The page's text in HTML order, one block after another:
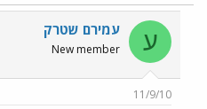
ע עמירם שטרק
New member
11/9/10